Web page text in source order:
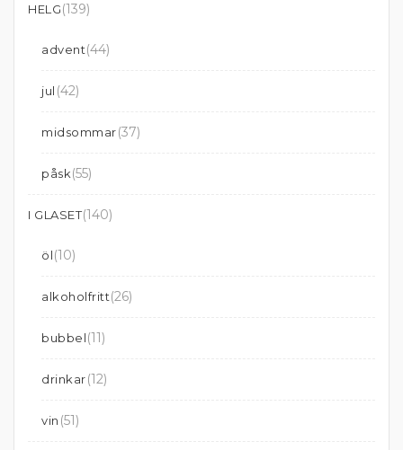
HELG(139)
advent(44)
jul (42)
midsommar(37)
påsk(55)
I GLASET(140)
öl(10)
alkoholfritt(26)
bubbel(11)
drinkar(12)
vin (51)